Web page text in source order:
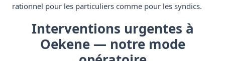
rationnel pour les particuliers comme pour les syndics.
Interventions urgentes à
Oekene — notre mode